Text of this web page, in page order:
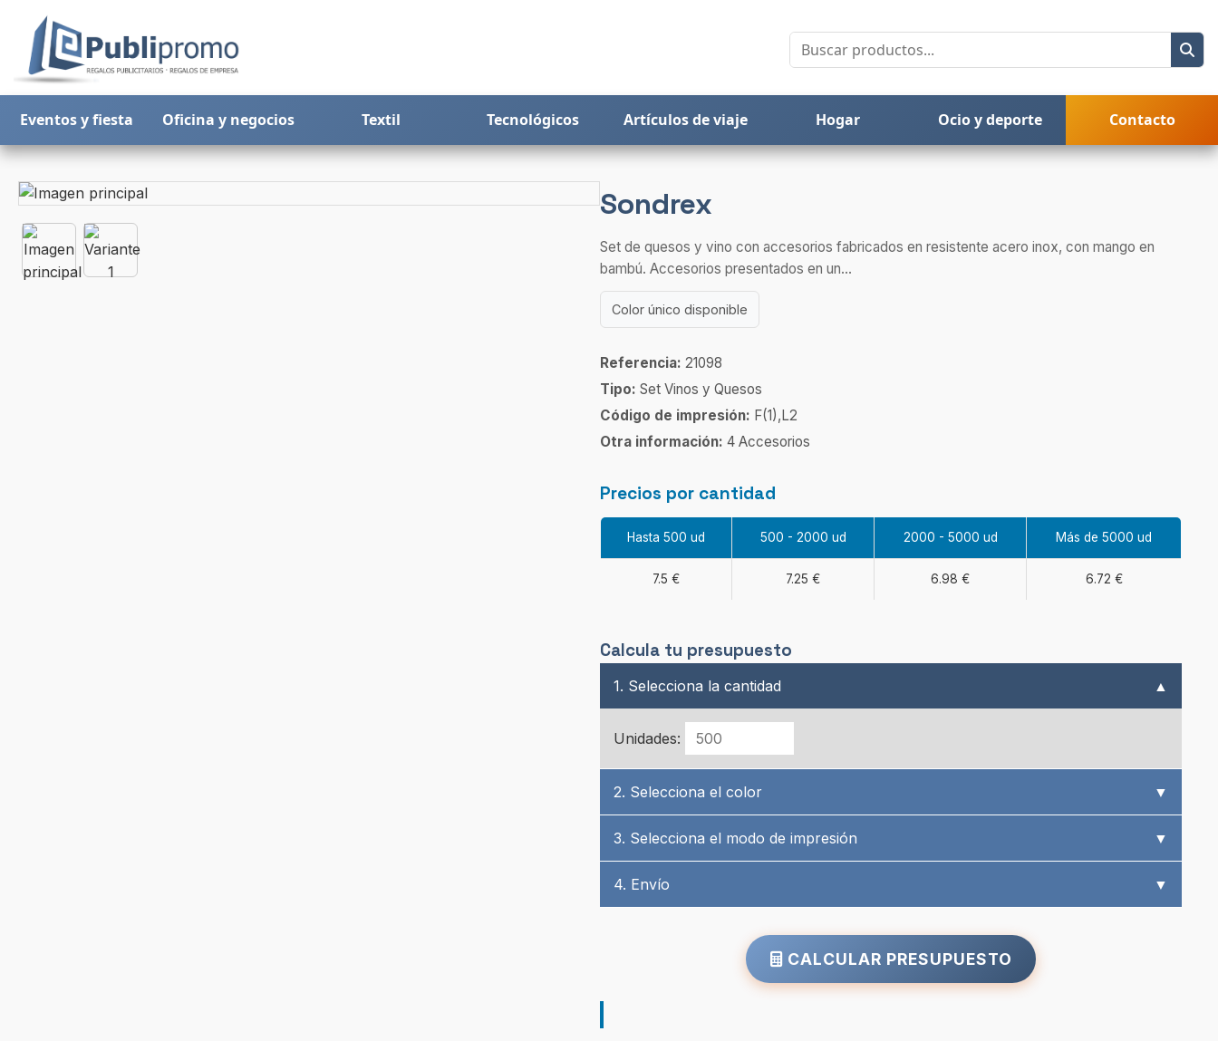
Eventos y fiesta Oficina y negocios Textil Tecnológicos Artículos de viaje Hogar Ocio y deporte Contacto
Sondrex
Set de quesos y vino con accesorios fabricados en resistente acero inox, con mango en
bambú. Accesorios presentados en un...
Color único disponible
Referencia: 21098
Tipo: Set Vinos y Quesos
Código de impresión: F(1),L2
Otra información: 4 Accesorios
Precios por cantidad
Hasta 500 ud 500 - 2000 ud 2000 - 5000 ud Más de 5000 ud
7.5 € 7.25 € 6.98 € 6.72 €
Calcula tu presupuesto
1. Selecciona la cantidad ▲
Unidades:
2. Selecciona el color ▼
3. Selecciona el modo de impresión ▼
4. Envío ▼
CALCULAR PRESUPUESTO